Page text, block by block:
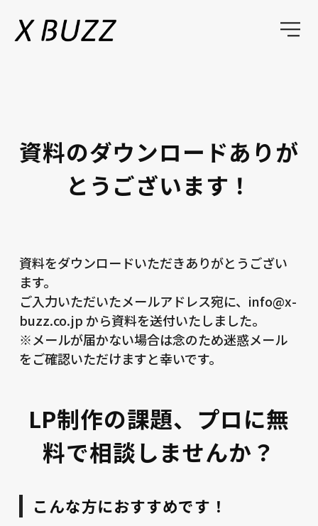
資料のダウンロードありが
とうございます！
資料をダウンロードいただきありがとうござい
ます。
ご入力いただいたメールアドレス宛に、info@x-
buzz.co.jp から資料を送付いたしました。
※メールが届かない場合は念のため迷惑メール
をご確認いただけますと幸いです。
LP制作の課題、プロに無
料で相談しませんか？
こんな方におすすめです！